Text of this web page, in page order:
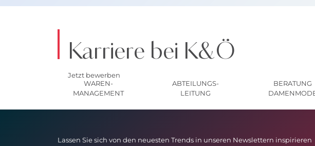
Karriere bei K&Ö
Jetzt bewerben
WAREN-
MANAGEMENT
ABTEILUNGS-
LEITUNG
BERATUNG
Lassen Sie sich von den neuesten Trends in unseren Newslettern inspirieren